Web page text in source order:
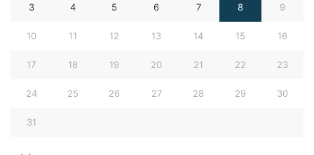
3 4 5 6 7 8 9
10 11 12 13 14 15 16
17 18 19 20 21 22 23
24 25 26 27 28 29 30
31